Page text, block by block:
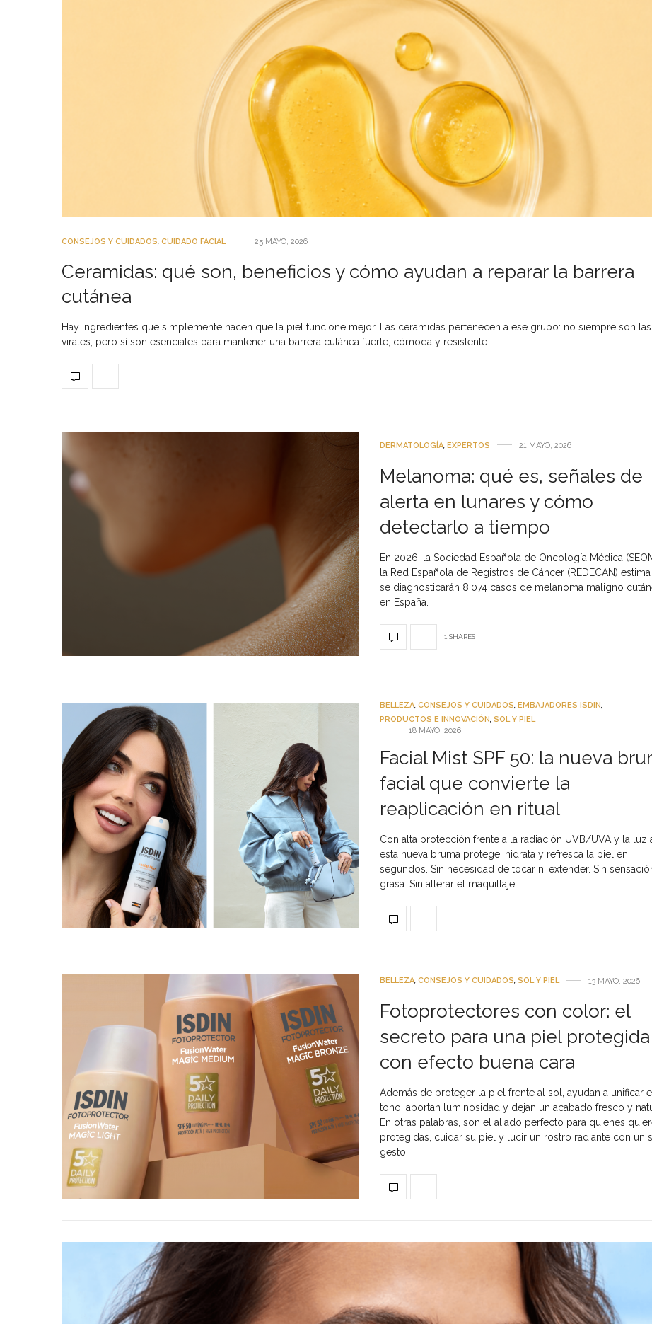
CONSEJOS Y CUIDADOS, CUIDADO FACIAL 25 MAYO, 2026
Ceramidas: qué son, beneficios y cómo ayudan a reparar la barrera
cutánea
Hay ingredientes que simplemente hacen que la piel funcione mejor. Las ceramidas pertenecen a ese grupo: no siempre son
virales, pero sí son esenciales para mantener una barrera cutánea fuerte, cómoda y resistente.
DERMATOLOGÍA EXPERTOS 21 MAYO, 2026
Melanoma: qué es, señales de
alerta en lunares y cómo
detectarlo a tiempo
En 2026, la Sociedad Española de Oncología Médica
la Red Española de Registros de Cáncer (REDECAN)
se diagnosticarán 8.074 casos de melanoma maligno
en España.
1 SHARES
BELLEZA, CONSEJOS Y CUIDADOS, EMBAJADORES ISDIN,
PRODUCTOS E INNOVACIÓN, SOL Y PIEL
18 MAYO, 2026
Facial Mist SPF 50: la nueva
facial que convierte la
reaplicación en ritual
Con alta protección frente a la radiación UVB/UVA y la luz
esta nueva bruma protege, hidrata y refresca la piel en
segundos. Sin necesidad de tocar ni extender. Sin
grasa. Sin alterar el maquillaje.
BELLEZA, CONSEJOS Y CUIDADOS, SOL Y PIEL 13 MAYO, 2026
Fotoprotectores con color: el
secreto para una piel protegida
con efecto buena cara
Además de proteger la piel frente al sol, ayudan a unificar
tono, aportan luminosidad y dejan un acabado fresco y
En otras palabras, son el aliado perfecto para quienes
protegidas, cuidar su piel y lucir un rostro radiante con un
gesto.